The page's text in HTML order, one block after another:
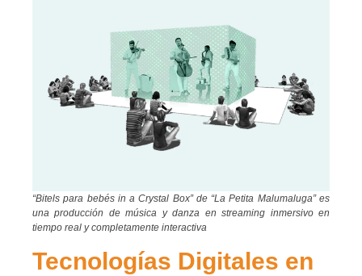
“Bitels para bebés in a Crystal Box” de “La Petita Malumaluga” es
una producción de música y danza en streaming inmersivo en
tiempo real y completamente interactiva
Tecnologías Digitales en